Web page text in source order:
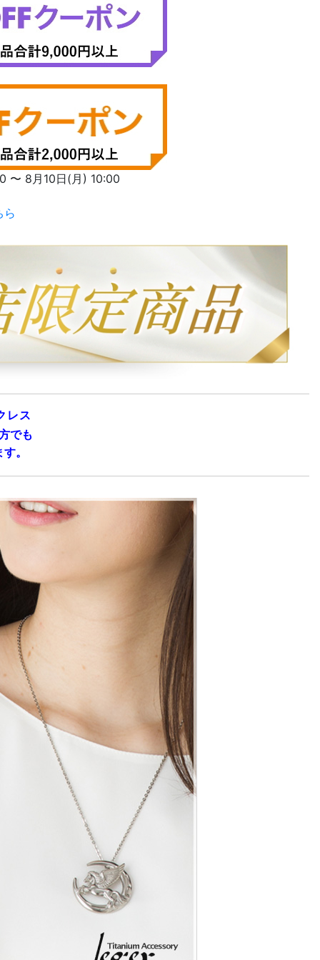
〜 8月10日(月) 10:00
ら
レス
でも
。